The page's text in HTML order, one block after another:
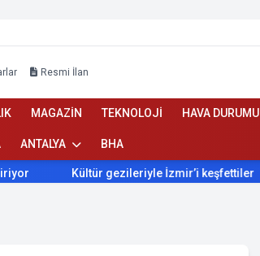
Resmi İlan
MAGAZİN TEKNOLOJİ HAVA DURUMU
ANTALYA BHA
Kültür gezileriyle İzmir’i keşfettiler